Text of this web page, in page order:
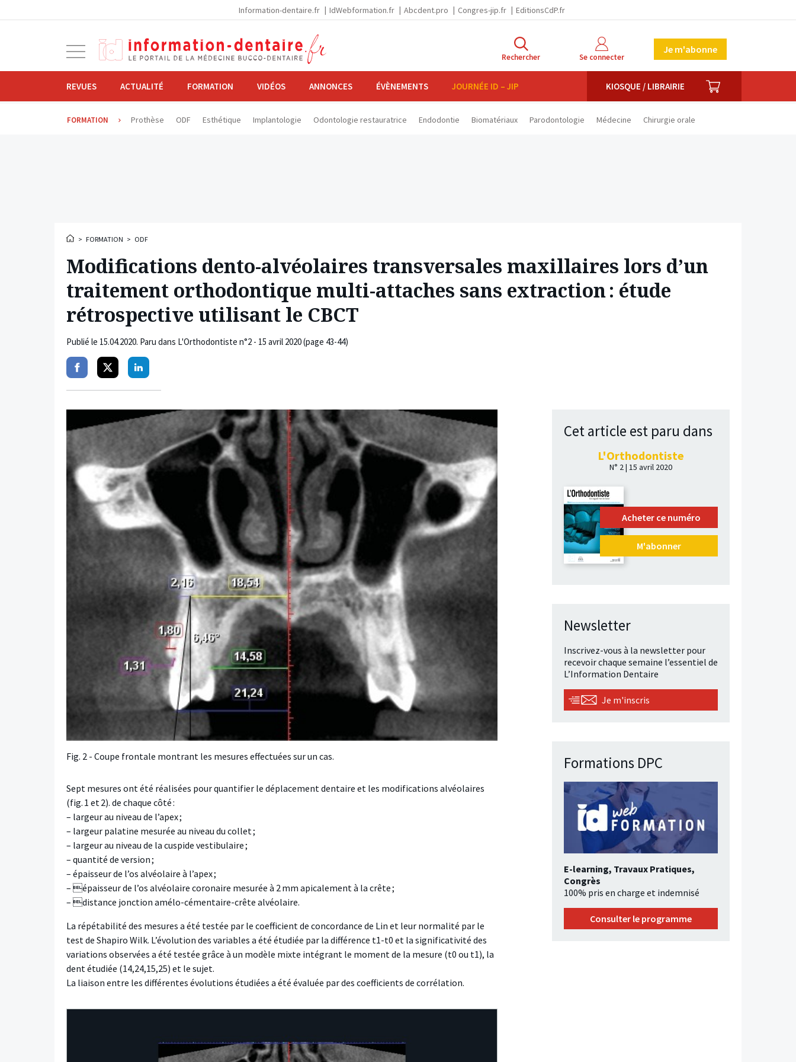
Information-dentaire.fr IdWebformation.fr Abcdent.pro Congres-jip.fr EditionsCdP.fr
navigation
Rechercher Se connecter
Je m'abonne
REVUES ACTUALITÉ FORMATION VIDÉOS ANNONCES ÉVÈNEMENTS JOURNÉE ID – JIP KIOSQUE / LIBRAIRIE PANIER
FORMATION Prothèse ODF Esthétique Implantologie Odontologie restauratrice Endodontie Biomatériaux Parodontologie Médecine Chirurgie orale
> FORMATION > ODF
Modifications dento-alvéolaires transversales maxillaires lors d’un
traitement orthodontique multi-attaches sans extraction : étude
rétrospective utilisant le CBCT
Publié le 15.04.2020. Paru dans L'Orthodontiste n°2 - 15 avril 2020 (page 43-44)
PartagerPartagerPartager
Fig. 2 - Coupe frontale montrant les mesures effectuées sur un cas.
Sept mesures ont été réalisées pour quantifier le déplacement dentaire et les modifications alvéolaires
(fig. 1 et 2). de chaque côté :
– largeur au niveau de l’apex ;
– largeur palatine mesurée au niveau du collet ;
– largeur au niveau de la cuspide vestibulaire ;
– quantité de version ;
– épaisseur de l’os alvéolaire à l’apex ;
– épaisseur de l’os alvéolaire coronaire mesurée à 2 mm apicalement à la crête ;
– distance jonction amélo-cémentaire-crête alvéolaire.
La répétabilité des mesures a été testée par le coefficient de concordance de Lin et leur normalité par le
test de Shapiro Wilk. L’évolution des variables a été étudiée par la différence t1-t0 et la significativité des
variations observées a été testée grâce à un modèle mixte intégrant le moment de la mesure (t0 ou t1), la
dent étudiée (14,24,15,25) et le sujet.
La liaison entre les différentes évolutions étudiées a été évaluée par des coefficients de corrélation.
Cet article est paru dans
L'Orthodontiste
N° 2 | 15 avril 2020
Acheter ce numéro
M'abonner
Newsletter
Inscrivez-vous à la newsletter pour
recevoir chaque semaine l’essentiel de
L’Information Dentaire
Je m'inscris
Formations DPC
E-learning, Travaux Pratiques,
Congrès
100% pris en charge et indemnisé
Consulter le programme